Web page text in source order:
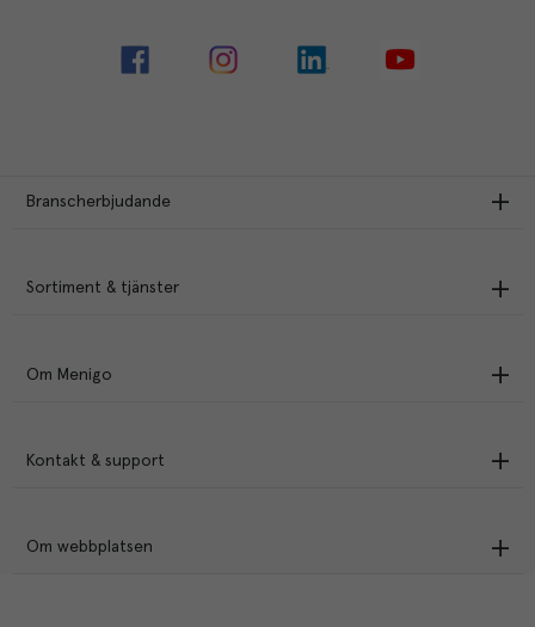
Branscherbjudande
Sortiment & tjänster
Om Menigo
Kontakt & support
Om webbplatsen